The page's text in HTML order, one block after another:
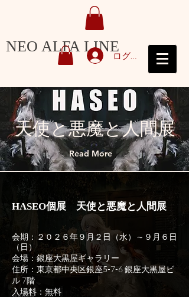
NEO ALFA LINE
ログイン
​天使と悪魔と人間展
Read More
HASEO個展 天使と悪魔と人間展
会期：２０２６年９月２日（水）～９月６日
（日）
会場：銀座大黒屋ギャラリー
住所：東京都中央区銀座5-7-6 銀座大黒屋ビ
ル 7階​​
入場料：無料​